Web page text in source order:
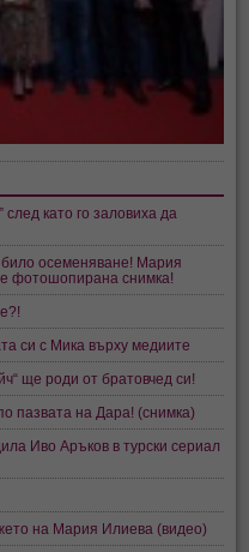
като го заловиха да
осеменяване! Мария
фотошопирана снимка!
си с Мика върху медиите
ще роди от братовчед си!
пазвата на Дара! (снимка)
Иво Аръков в турски сериал
на Мария Илиева (видео)